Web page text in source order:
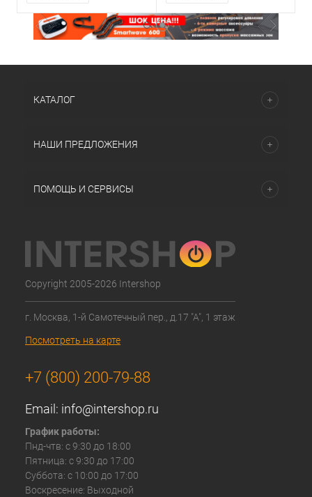
КАТАЛОГ
НАШИ ПРЕДЛОЖЕНИЯ
ПОМОЩЬ И СЕРВИСЫ
Copyright 2005-2026 Intershop
г. Москва, 1-й Самотечный пер., д.17 "А", 1 этаж
Посмотреть на карте
+7 (800) 200-79-88
Email: info@intershop.ru
График работы:
Пнд-чтв: с 9:30 до 18:00
Пятница: с 9:30 до 17:00
Суббота: с 10:00 до 17:00
Воскресение: Выходной